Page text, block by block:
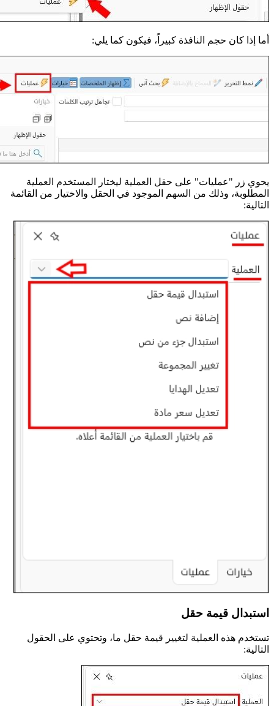
أما إذا كان حجم النافذة كبيراً، فيكون كما يلي:
يحوي زر "عمليات" على حقل العملية ليختار المستخدم العملية
المطلوبة، وذلك من السهم الموجود في الحقل والاختيار من القائمة
التالية:
استبدال قيمة حقل
تستخدم هذه العملية لتغيير قيمة حقل ما، وتحتوي على الحقول
التالية: